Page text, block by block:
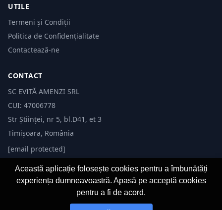
UTILE
Termeni și Condiții
Politica de Confidențialitate
Contactează-ne
CONTACT
SC EVITĂ AMENZI SRL
CUI: 47006778
Str Științei, nr 5, bl.D41, et 3
Timișoara, România
[email protected]
© 2026 Evită Amenzi. Toate drepturile rezervate. Dezvoltat de
Această aplicație folosește cookies pentru a îmbunătăți
experiența dumneavoastră. Apasă pe acceptă cookies
pentru a fi de acord.